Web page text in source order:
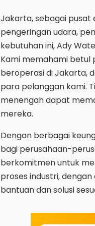
Jakarta, sebagai pusat
pengeringan udara,
kebutuhan ini, Ady
Kami memahami betul
beroperasi di Jakarta,
para pelanggan kami.
menengah dapat
mereka.
Dengan berbagai
bagi perusahaan-
berkomitmen untuk
proses industri,
bantuan dan solusi